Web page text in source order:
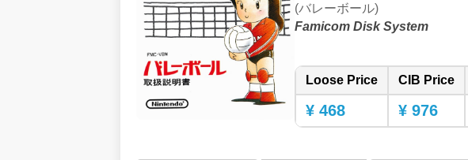
(バレーボール)
Famicom Disk System
Loose Price CIB Price
¥ 468 ¥ 976